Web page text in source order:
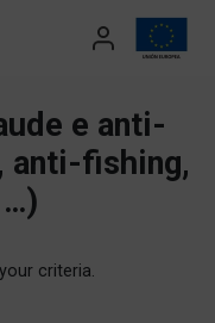
e anti-
anti-fishing,
criteria.